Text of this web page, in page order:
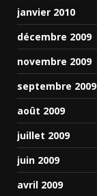
janvier 2010
décembre 2009
novembre 2009
septembre 2009
août 2009
juillet 2009
juin 2009
avril 2009